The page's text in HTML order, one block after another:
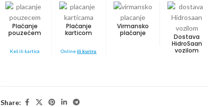
Plaćanje
pouzećem
Keš ili kartica
Plaćanje
karticom
Onlineili kuriru
Virmansko
plaćanje
Dostava
HidroSaan
vozilom
Share: